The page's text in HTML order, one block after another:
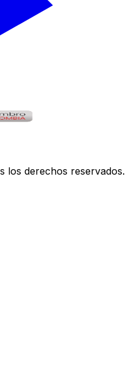
los derechos reservados.